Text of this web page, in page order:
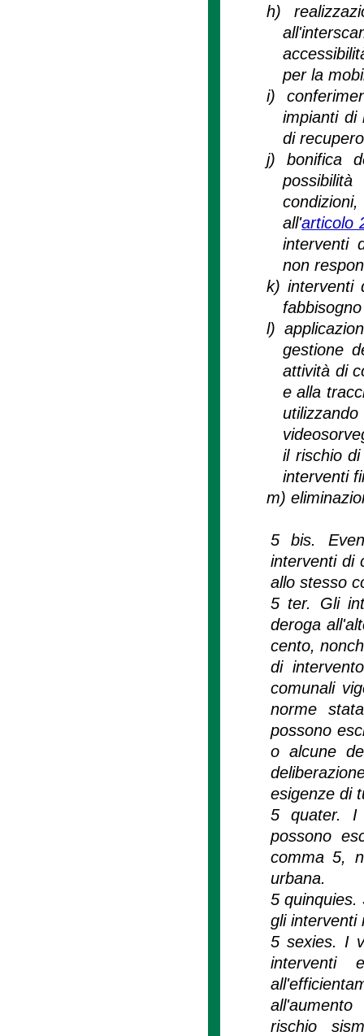
h)
per la
i)
impianti di
di
j)bonifica
all'articolo
interventi
non
k)interventi
l)
gestione
attività di
e alla
il rischio
interventi
m)
5 bis.
interventi di
allo stesso
5 ter. Gli
deroga
cento,
di
comunali
norme
possono
o alcune
esigenze di
5 quater. I
possono
comma 5,
urbana.
5 quinquies.
gli interventi
5 sexies. I
interventi
rischio